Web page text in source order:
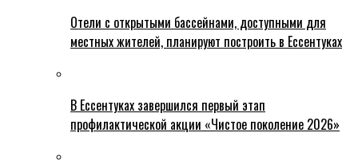
Отели с открытыми бассейнами, доступными для
местных жителей, планируют построить в Ессентуках
В Ессентуках завершился первый этап
профилактической акции «Чистое поколение 2026»